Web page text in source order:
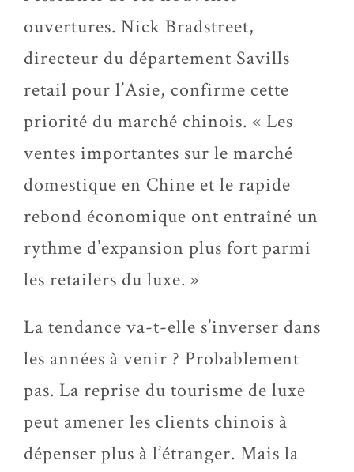
ouvertures. Nick Bradstreet,
directeur du département Savills
retail pour l’Asie, confirme cette
priorité du marché chinois. « Les
ventes importantes sur le marché
domestique en Chine et le rapide
rebond économique ont entraîné un
rythme d’expansion plus fort parmi
les retailers du luxe. »
La tendance va-t-elle s’inverser dans
les années à venir ? Probablement
pas. La reprise du tourisme de luxe
peut amener les clients chinois à
dépenser plus à l’étranger. Mais la